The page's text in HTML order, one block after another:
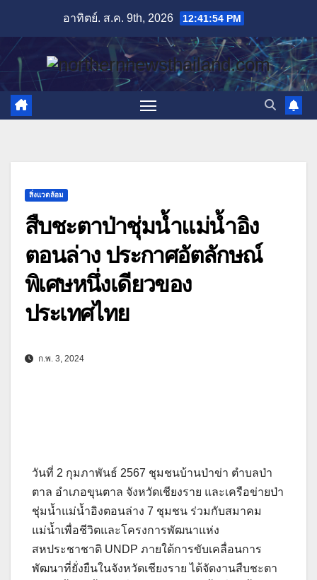
content
อาทิตย์. ส.ค. 9th, 2026 12:41:55 PM
สิ่งแวดล้อม
สืบชะตาป่าชุ่มน้ำแม่น้ำอิง
ตอนล่าง ประกาศอัตลักษณ์
พิเศษหนึ่งเดียวของ
ประเทศไทย
ก.พ. 3, 2024
วันที่ 2 กุมภาพันธ์ 2567 ชุมชนบ้านป่าข่า ตำบลป่า
ตาล อำเภอขุนตาล จังหวัดเชียงราย และเครือข่ายป่า
ชุ่มน้ำแม่น้ำอิงตอนล่าง 7 ชุมชน ร่วมกับสมาคม
แม่น้ำเพื่อชีวิตและโครงการพัฒนาแห่ง
สหประชาชาติ UNDP ภายใต้การขับเคลื่อนการ
พัฒนาที่ยั่งยืนในจังหวัดเชียงราย ได้จัดงานสืบชะตา